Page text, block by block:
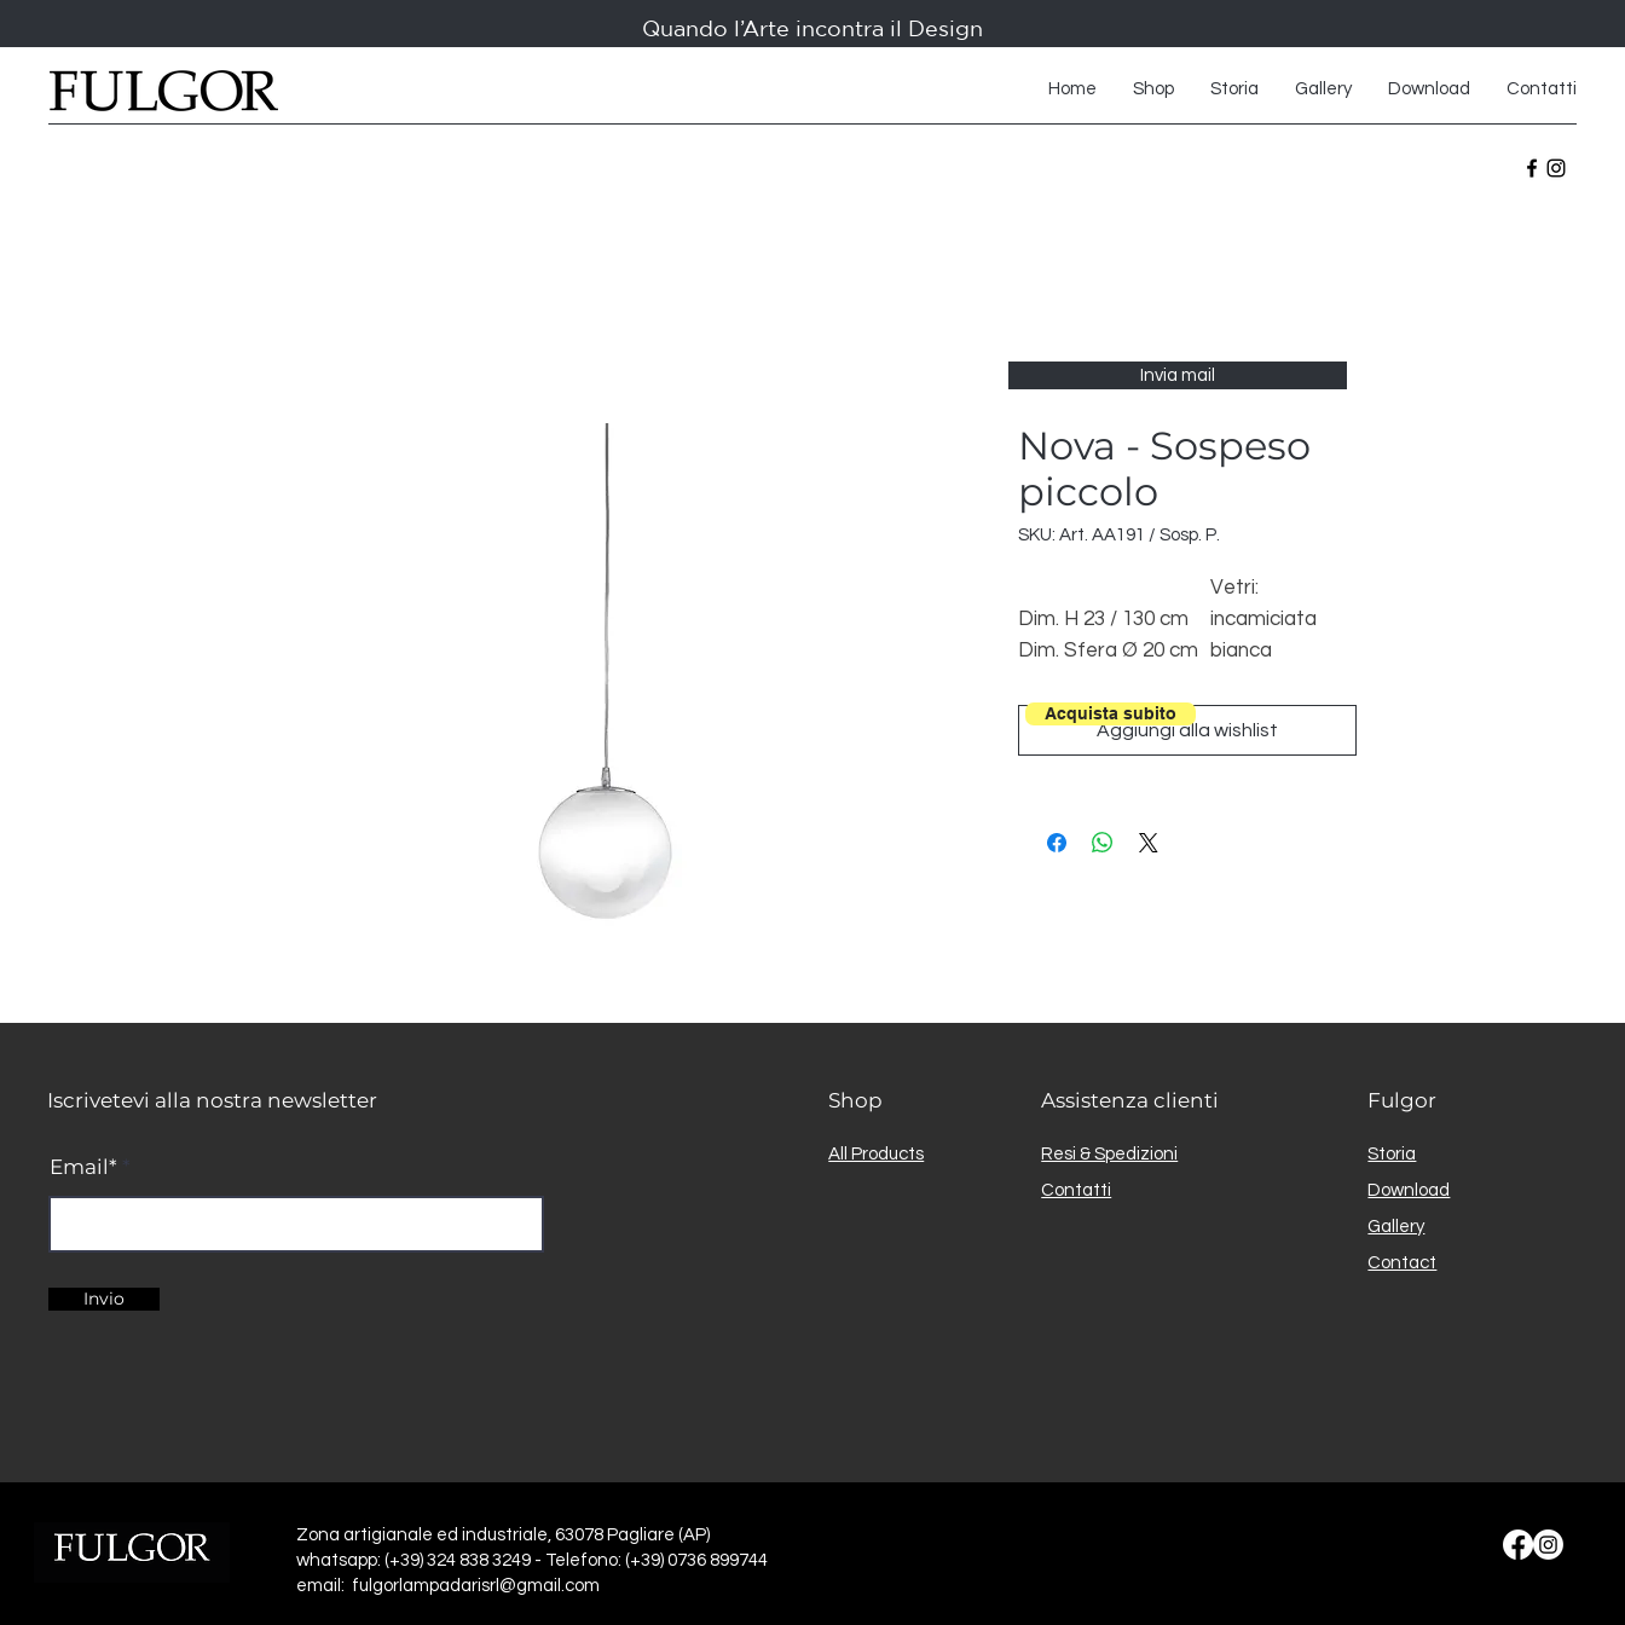
Quando l’Arte incontra il Design
Home Shop Storia Gallery Download Contatti
Nova - Sospeso
piccolo
SKU: Art. AA191 / Sosp. P.
Dim. H 23 / 130 cm
Dim. Sfera Ø 20 cm
Vetri:
incamiciata
bianca
cromata
Aggiungi alla wishlist
Invia mail
Acquista subito
Iscrivetevi alla nostra newsletter
Email*
Invio
Shop
All Products
Assistenza clienti
Resi & Spedizioni
Contatti
Fulgor
Storia
Download
Gallery
Contact
Zona artigianale ed industriale, 63078 Pagliare (AP)
whatsapp: (+39) 324 838 3249 - Telefono: (+39) 0736 899744
email: fulgorlampadarisrl@gmail.com